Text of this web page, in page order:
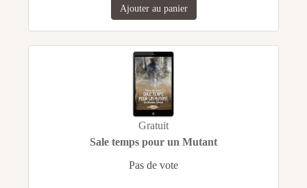
Ajouter au panier
Gratuit
Sale temps pour un Mutant
Pas de vote